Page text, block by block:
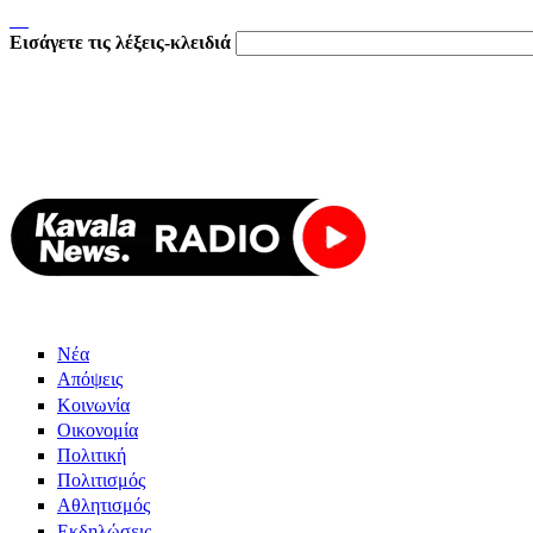
Εισάγετε τις λέξεις-κλειδιά
Νέα
Απόψεις
Κοινωνία
Οικονομία
Πολιτική
Πολιτισμός
Αθλητισμός